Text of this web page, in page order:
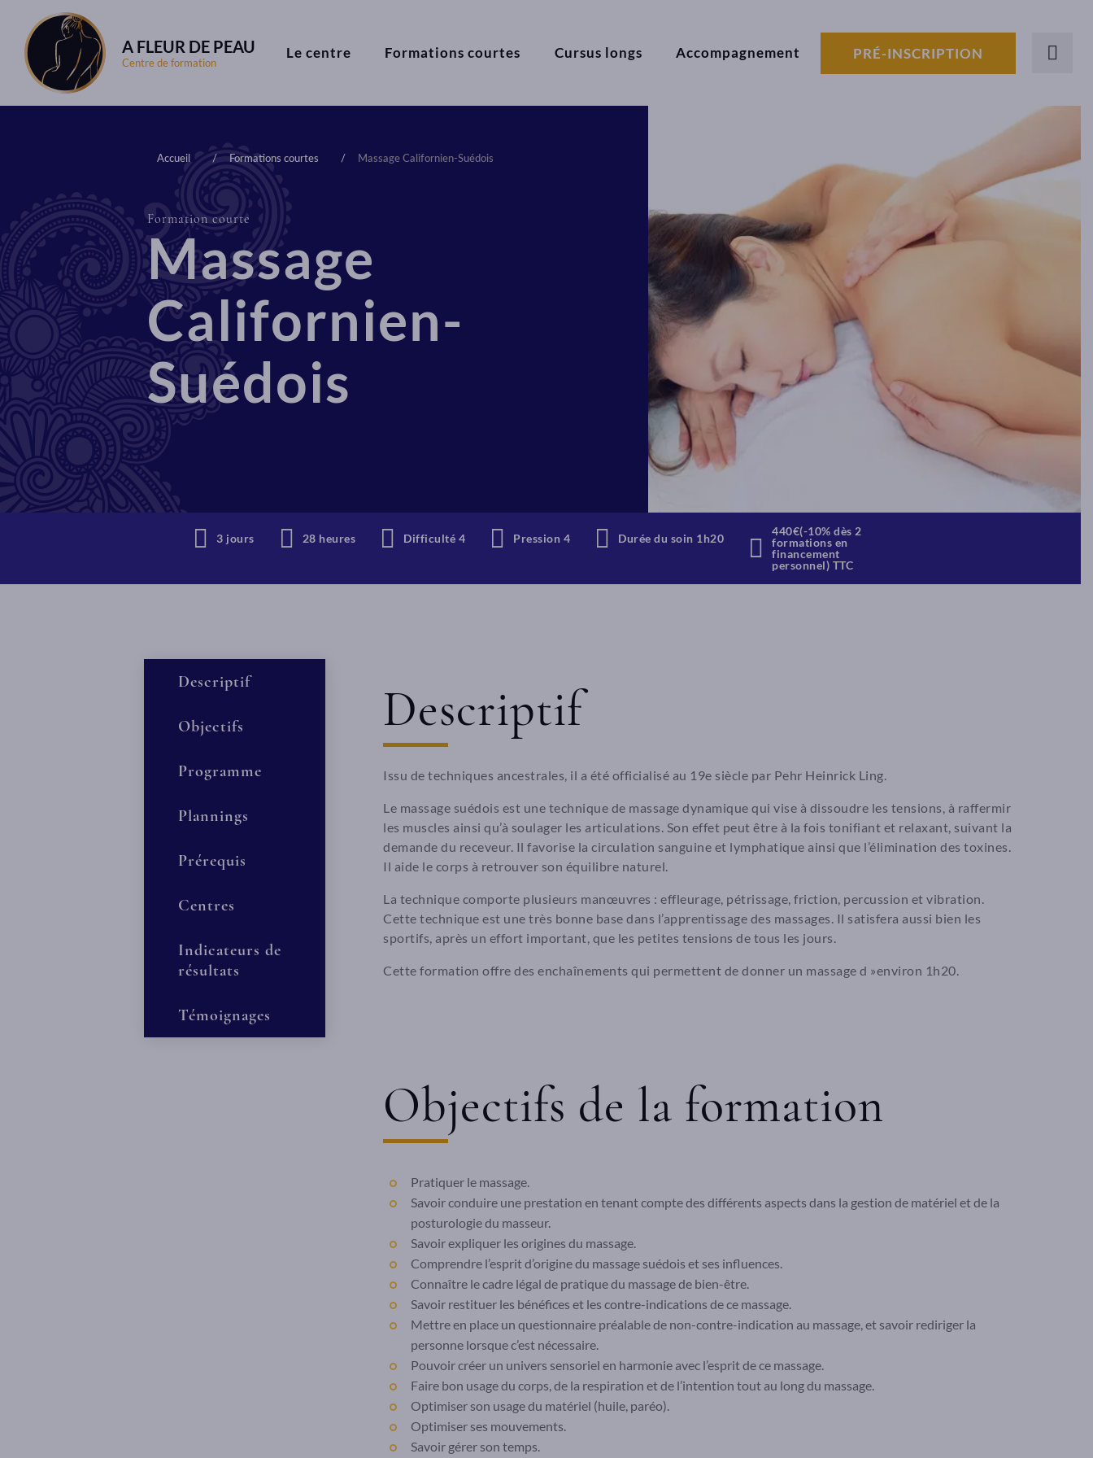
A FLEUR DE PEAU
Centre de formation
Le centre Formations courtes Cursus longs Accompagnement PRÉ-INSCRIPTION
Accueil Formations courtes Massage Californien-Suédois
Formation courte
Massage
Californien-
Suédois
3 jours 28 heures Difficulté 4 Pression 4 Durée du soin 1h20
440€(-10% dès 2
formations en
financement
personnel) TTC
Descriptif
Objectifs
Programme
Plannings
Prérequis
Centres
Indicateurs de
résultats
Témoignages
Descriptif
Issu de techniques ancestrales, il a été officialisé au 19e siècle par Pehr Heinrick Ling.
Le massage suédois est une technique de massage dynamique qui vise à dissoudre les tensions, à raffermir
les muscles ainsi qu’à soulager les articulations. Son effet peut être à la fois tonifiant et relaxant, suivant la
demande du receveur. Il favorise la circulation sanguine et lymphatique ainsi que l’élimination des toxines.
Il aide le corps à retrouver son équilibre naturel.
La technique comporte plusieurs manœuvres : effleurage, pétrissage, friction, percussion et vibration.
Cette technique est une très bonne base dans l’apprentissage des massages. Il satisfera aussi bien les
sportifs, après un effort important, que les petites tensions de tous les jours.
Cette formation offre des enchaînements qui permettent de donner un massage d »environ 1h20.
Objectifs de la formation
Pratiquer le massage.
Savoir conduire une prestation en tenant compte des différents aspects dans la gestion de matériel et de la
posturologie du masseur.
Savoir expliquer les origines du massage.
Comprendre l’esprit d’origine du massage suédois et ses influences.
Connaître le cadre légal de pratique du massage de bien-être.
Savoir restituer les bénéfices et les contre-indications de ce massage.
Mettre en place un questionnaire préalable de non-contre-indication au massage, et savoir rediriger la
personne lorsque c’est nécessaire.
Pouvoir créer un univers sensoriel en harmonie avec l’esprit de ce massage.
Faire bon usage du corps, de la respiration et de l’intention tout au long du massage.
Optimiser son usage du matériel (huile, paréo).
Optimiser ses mouvements.
Savoir gérer son temps.